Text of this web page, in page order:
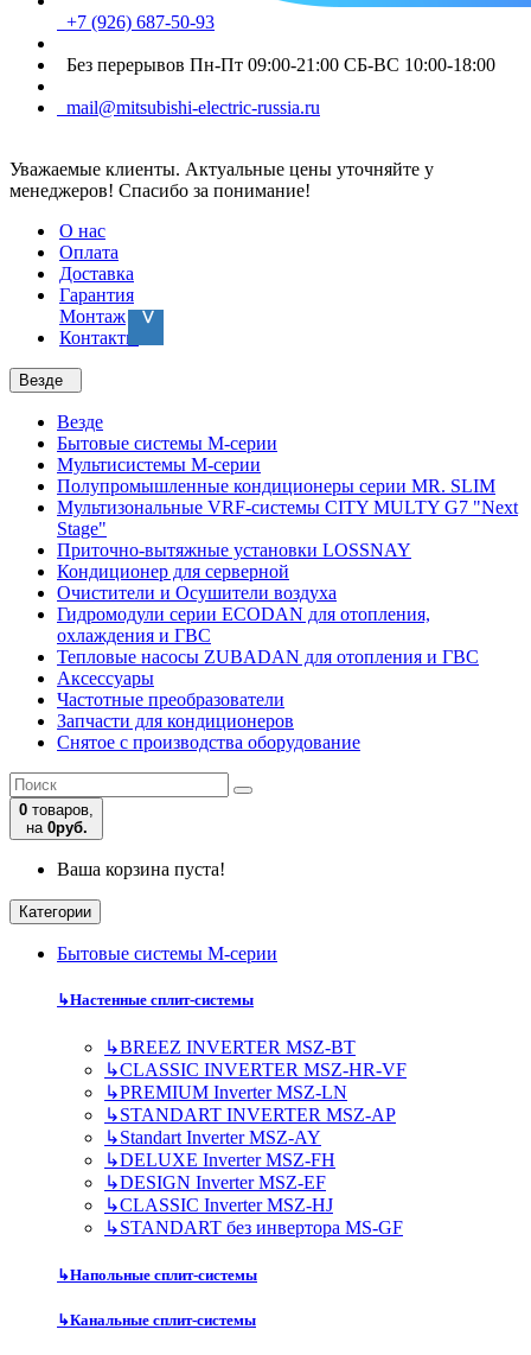
+7 (926) 687-50-93
Без перерывов Пн-Пт 09:00-21:00 СБ-ВС 10:00-18:00
mail@mitsubishi-electric-russia.ru
Уважаемые клиенты. Актуальные цены уточняйте у
менеджеров! Спасибо за понимание!
О нас
Оплата
Доставка
Гарантия
Монтаж
Контакты
Везде
Везде
Бытовые системы M-серии
Мультисистемы M-серии
Полупромышленные кондиционеры серии MR. SLIM
Мультизональные VRF-системы CITY MULTY G7 "Next
Stage"
Приточно-вытяжные установки LOSSNAY
Кондиционер для серверной
Очистители и Осушители воздуха
Гидромодули серии ECODAN для отопления,
охлаждения и ГВС
Тепловые насосы ZUBADAN для отопления и ГВС
Аксесcуары
Частотные преобразователи
Запчасти для кондиционеров
Снятое с производства оборудование
0 товаров,
на 0руб.
Ваша корзина пуста!
Категории
Бытовые системы M-серии
↳Настенные сплит-системы
↳BREEZ INVERTER MSZ-BT
↳CLASSIC INVERTER MSZ-HR-VF
↳PREMIUM Inverter MSZ-LN
↳STANDART INVERTER MSZ-AP
↳Standart Inverter MSZ-AY
↳DELUXE Inverter MSZ-FH
↳DESIGN Inverter MSZ-EF
↳CLASSIC Inverter MSZ-HJ
↳STANDART без инвертора MS-GF
↳Напольные сплит-системы
↳Канальные сплит-системы